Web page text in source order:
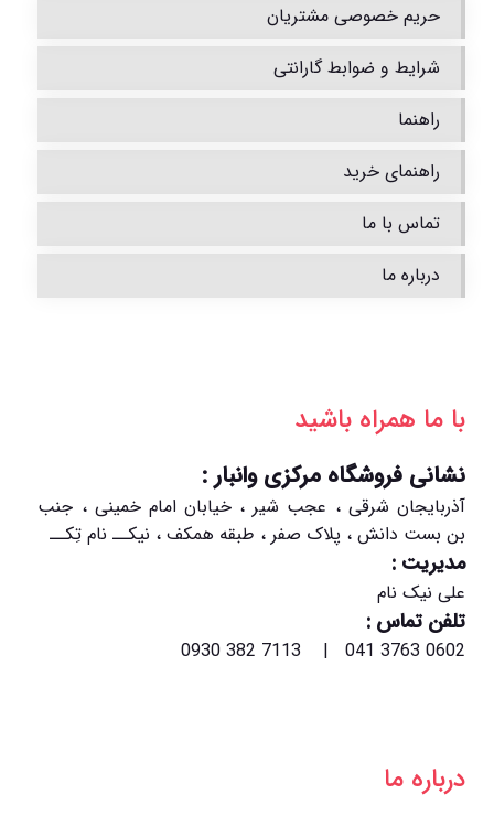
حریم خصوصی مشتریان
شرایط و ضوابط گارانتی
راهنما
راهنمای خرید
تماس با ما
درباره ما
با ما همراه باشید
نشانی فروشگاه مرکزی وانبار :
آذربایجان شرقی ، عجب شیر ، خیابان امام خمینی ، جنب
بن بست دانش ، پلاک صفر ، طبقه همکف ، نیکــ نام تِکــ
مدیریت :
علی نیک نام
تلفن تماس :
0602 3763 041 | 7113 382 0930
درباره ما